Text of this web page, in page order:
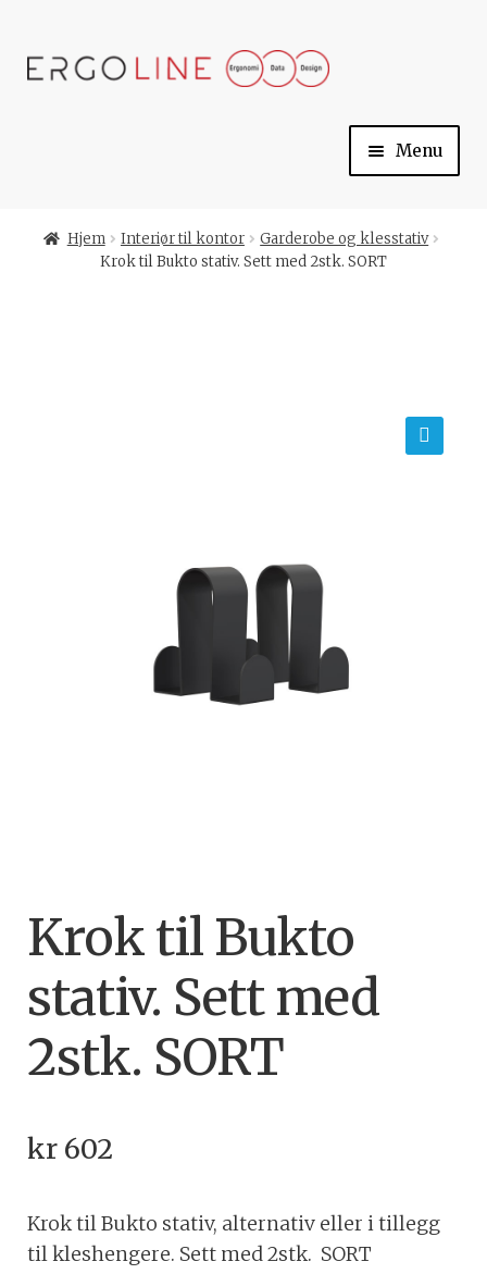
Skip
Skip
Menu
Til kassen
Hjem Interiør til kontor
Garderobe og klesstativ
Krok til Bukto stativ. Sett med 2stk. SORT
Krok til Bukto
stativ. Sett med
2stk. SORT
kr602
Krok til Bukto stativ, alternativ eller i tillegg
til kleshengere. Sett med 2stk. SORT